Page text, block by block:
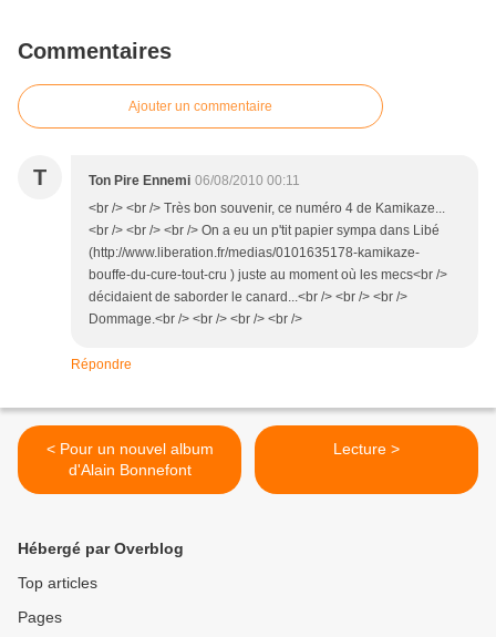
Commentaires
Ajouter un commentaire
T Ton Pire Ennemi 06/08/2010 00:11
<br /> <br /> Très bon souvenir, ce numéro 4 de Kamikaze...
<br /> <br /> <br /> On a eu un p'tit papier sympa dans Libé
(http://www.liberation.fr/medias/0101635178-kamikaze-
bouffe-du-cure-tout-cru ) juste au moment où les mecs<br />
décidaient de saborder le canard...<br /> <br /> <br />
Dommage.<br /> <br /> <br /> <br />
Répondre
< Pour un nouvel album
d'Alain Bonnefont
Lecture >
Hébergé par Overblog
Top articles
Pages